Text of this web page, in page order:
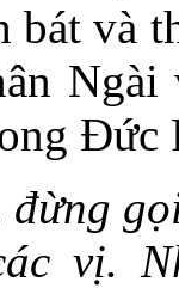
bát và
Đức
đừng
vị.